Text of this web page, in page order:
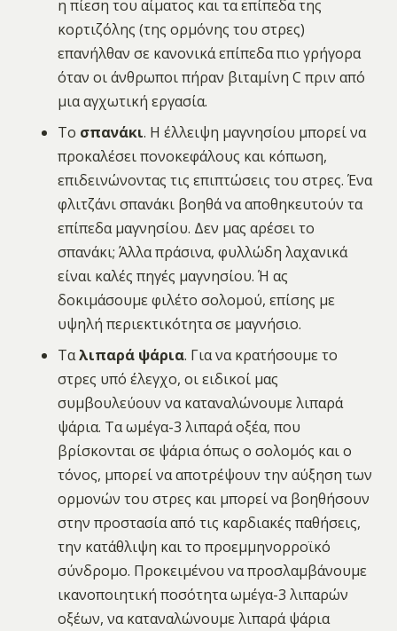
η πίεση του αίματος και τα επίπεδα της
κορτιζόλης (της ορμόνης του στρες)
επανήλθαν σε κανονικά επίπεδα πιο γρήγορα
όταν οι άνθρωποι πήραν βιταμίνη C πριν από
μια αγχωτική εργασία.
Το σπανάκι. Η έλλειψη μαγνησίου μπορεί να
προκαλέσει πονοκεφάλους και κόπωση,
επιδεινώνοντας τις επιπτώσεις του στρες. Ένα
φλιτζάνι σπανάκι βοηθά να αποθηκευτούν τα
επίπεδα μαγνησίου. Δεν μας αρέσει το
σπανάκι; Άλλα πράσινα, φυλλώδη λαχανικά
είναι καλές πηγές μαγνησίου. Ή ας
δοκιμάσουμε φιλέτο σολομού, επίσης με
υψηλή περιεκτικότητα σε μαγνήσιο.
Ταλιπαρά ψάρια. Για να κρατήσουμε το
στρες υπό έλεγχο, οι ειδικοί μας
συμβουλεύουν να καταναλώνουμε λιπαρά
ψάρια. Τα ωμέγα-3 λιπαρά οξέα, που
βρίσκονται σε ψάρια όπως ο σολομός και ο
τόνος, μπορεί να αποτρέψουν την αύξηση των
ορμονών του στρες και μπορεί να βοηθήσουν
στην προστασία από τις καρδιακές παθήσεις,
την κατάθλιψη και το προεμμηνορροϊκό
σύνδρομο. Προκειμένου να προσλαμβάνουμε
ικανοποιητική ποσότητα ωμέγα-3 λιπαρών
οξέων, να καταναλώνουμε λιπαρά ψάρια